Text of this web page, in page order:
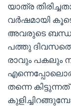
യാത്ര
വർഷമായി
അവരുടെ
പത്തു
രാവും പകലും
തന്നെ